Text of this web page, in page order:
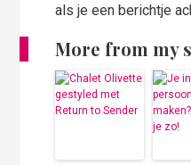
als je een berichtje
More from my